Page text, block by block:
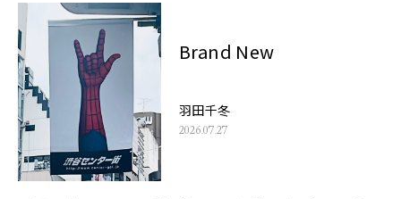
Brand New
羽田千冬
2026.07.27